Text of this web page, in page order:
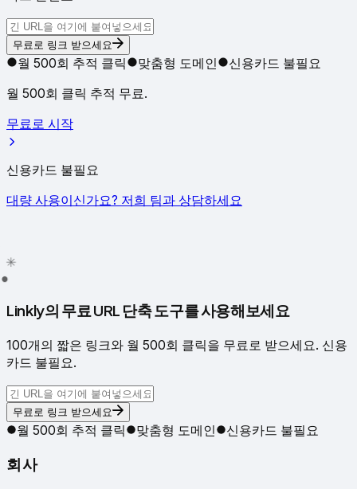
무료로 링크 받으세요
월 500회 추적 클릭 맞춤형 도메인
신용카드 불필요
월 500회 클릭 추적 무료.
무료로 시작
신용카드 불필요
대량 사용이신가요? 저희 팀과 상담하세요
●
Linkly의 무료 URL 단축 도구를 사용해보세요
100개의 짧은 링크와 월 500회 클릭을 무료로 받으세요. 신용
카드 불필요.
무료로 링크 받으세요
월 500회 추적 클릭 맞춤형 도메인 신용카드 불필요
회사